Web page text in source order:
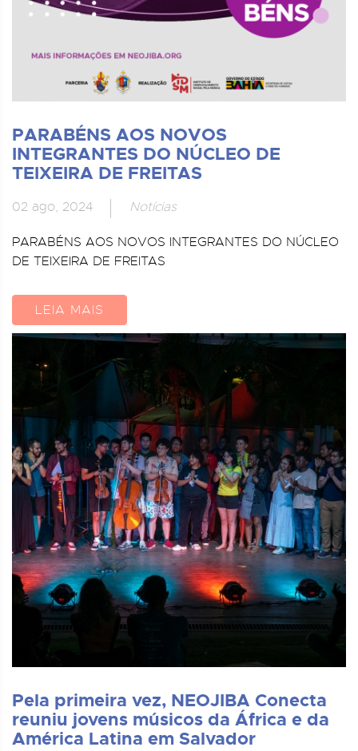
PARABÉNS AOS NOVOS
INTEGRANTES DO NÚCLEO DE
TEIXEIRA DE FREITAS
02 ago, 2024 Notícias
PARABÉNS AOS NOVOS INTEGRANTES DO NÚCLEO
DE TEIXEIRA DE FREITAS
LEIA MAIS
Pela primeira vez, NEOJIBA Conecta
reuniu jovens músicos da África e da
América Latina em Salvador